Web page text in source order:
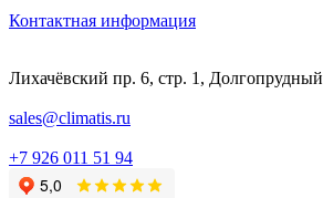
Контактная информация
Лихачёвский пр. 6, стр. 1, Долгопрудный
sales@climatis.ru
+7 926 011 51 94